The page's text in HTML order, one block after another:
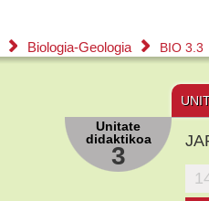
Biologia-Geologia BIO 3.3
Unitate
didaktikoa
3